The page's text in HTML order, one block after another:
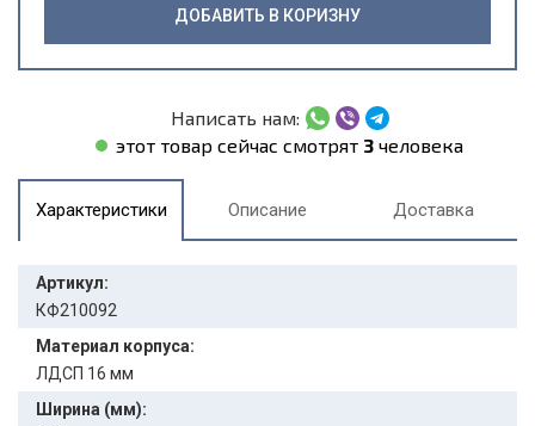
ДОБАВИТЬ В КОРИЗНУ
Написать нам:
этот товар сейчас смотрят 3 человека
Характеристики Описание Доставка
Артикул:
КФ210092
Материал корпуса:
ЛДСП 16 мм
Ширина (мм):